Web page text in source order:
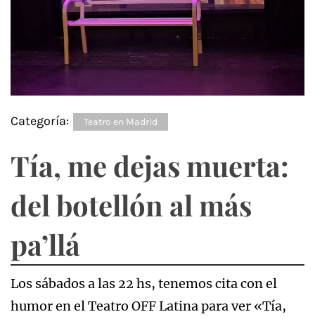
Categoría: Teatro en Madrid
Tía, me dejas muerta:
del botellón al más
pa’llá
Los sábados a las 22 hs, tenemos cita con el
humor en el Teatro OFF Latina para ver «Tía,